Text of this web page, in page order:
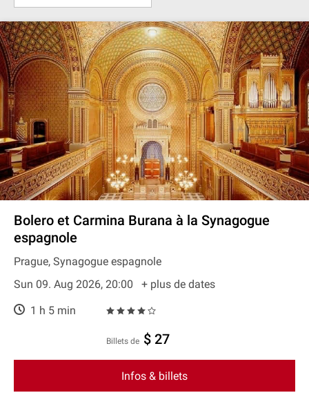
Bolero et Carmina Burana à la Synagogue
espagnole
Prague, Synagogue espagnole
Sun 09. Aug 2026, 20:00
+ plus de dates
1 h 5 min
Billets de $ 27
Infos & billets